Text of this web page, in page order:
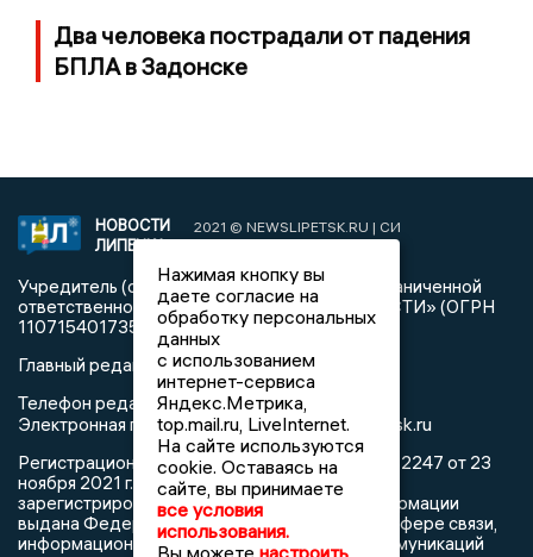
Два человека пострадали от падения
БПЛА в Задонске
НОВОСТИ
ЛИПЕЦКА
2021 © NEWSLIPETSK.RU | СИ
Учредитель (соучредители): Общество с ограниченной
ответственностью «РЕГИОНАЛЬНЫЕ НОВОСТИ» (ОГРН
1107154017354)
Главный редактор: Герцог Е.Г.
Телефон редакции: +7 903 699 9427
Электронная почта редакции:info@newslipetsk.ru
Регистрационный номер: серия Эл № ФС77-82247 от 23
ноября 2021 г. согласно выписке из реестра
зарегистрированных средств массовой информации
выдана Федеральной службой по надзору в сфере связи,
информационных технологий и массовых коммуникаций
Нажимая кнопку вы
даете согласие на
обработку персональных
данных
с использованием
интернет-сервиса
Яндекс.Метрика,
top.mail.ru, LiveInternet.
На сайте используются
cookie. Оставаясь на
сайте, вы принимаете
все условия
использования.
Вы можете настроить